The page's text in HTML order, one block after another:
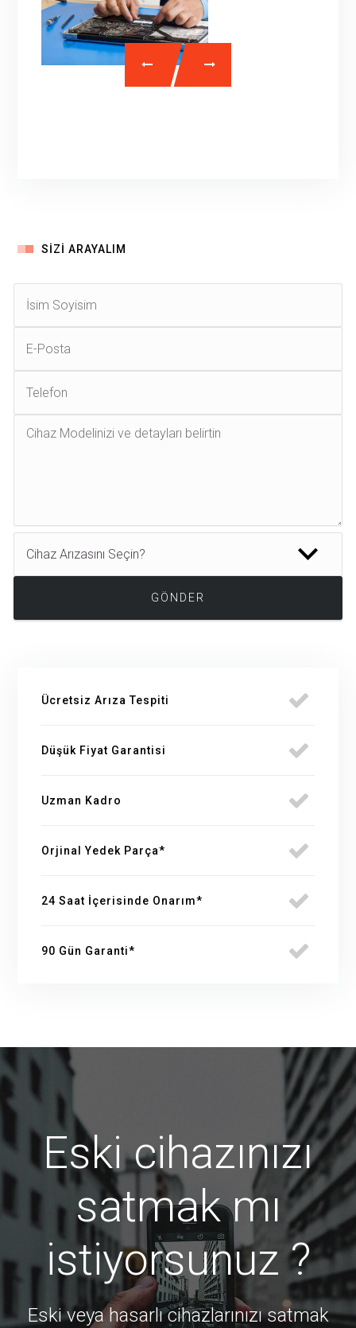
SIZI ARAYALIM
Ücretsiz Arıza Tespiti
Düşük Fiyat Garantisi
Uzman Kadro
Orjinal Yedek Parça*
24 Saat İçerisinde Onarım*
90 Gün Garanti*
Eski cihazınızı
satmak mı
istiyorsunuz ?
Eski veya hasarlı cihazlarınızı satmak